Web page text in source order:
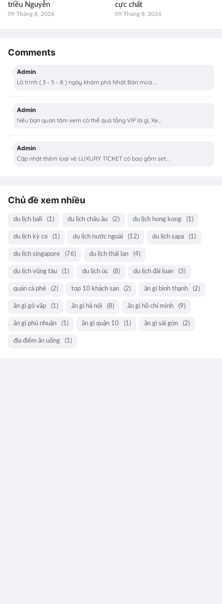
triều Nguyễn
09 Tháng 8, 2026
cực chất
09 Tháng 8, 2026
Comments
Admin
Lộ trình ( 3 - 5 - 8 ) ngày khám phá Nhật Bản mùa ...
Admin
Nếu bạn quan tâm xem có thể quà tằng VIP là gì, Xe...
Admin
Cập nhật thêm loại vé LUXURY TICKET có bao gồm set...
Chủ đề xem nhiều
du lịch bali (1) du lịch châu âu (2) du lịch hong kong (1)
du lịch kỳ co (1) du lịch nước ngoài (12) du lịch sapa (1)
du lịch singapore (76) du lịch thái lan (4)
du lịch vũng tàu (1) du lịch úc (8) du lịch đài loan (3)
quán cà phê (2) top 10 khách sạn (2) ăn gì bình thạnh (2)
ăn gì gò vấp (1) ăn gì hà nội (8) ăn gì hồ chí minh (9)
ăn gì phú nhuận (1) ăn gì quận 10 (1) ăn gì sài gòn (2)
địa điểm ăn uống (1)